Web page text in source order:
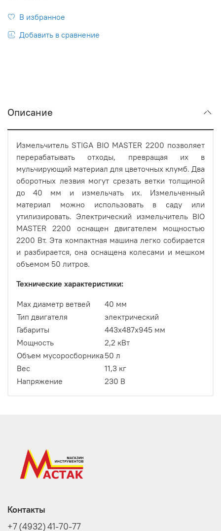
В избранное
Добавить в сравнение
Описание
Измельчитель STIGA BIO MASTER 2200 позволяет
перерабатывать отходы, превращая их в
мульчирующий материал для цветочных клумб. Два
оборотных лезвия могут срезать ветки толщиной
до 40 мм и измельчать их. Измельченный
материал можно использовать в саду или
утилизировать. Электрический измельчитель BIO
MASTER 2200 оснащен двигателем мощностью
2200 Вт. Эта компактная машина легко собирается
и разбирается, она оснащена колесами и мешком
объемом 50 литров.
Технические характеристики:
Мах диаметр ветвей
40 мм
Тип двигателя
электрический
Габариты
443х487х945 мм
Мощность
2,2 кВт
Объем мусоросборника 50 л
Вес
11,3 кг
Напряжение
230 В
Контакты
+7 (4932) 41-70-77